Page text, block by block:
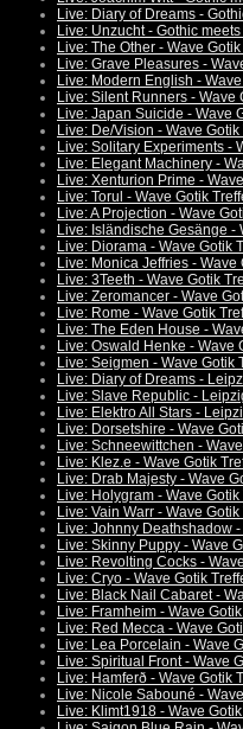
Live: Diary of Dreams -
Live: Unzucht - Gothic
Live: The Other - Wave
Live: Grave Pleasures -
Live: Modern English -
Live: Silent Runners -
Live: Japan Suicide - Wave
Live: De/Vision - Wave
Live: Solitary Experiments -
Live: Elegant Machinery -
Live: Xenturion Prime -
Live: Torul - Wave Gotik
Live: A Projection - Wave
Live: Isländische Gesänge
Live: Diorama - Wave Gotik
Live: Monica Jeffries -
Live: 3Teeth - Wave Gotik
Live: Zeromancer - Wave
Live: Rome - Wave Gotik
Live: The Eden House -
Live: Oswald Henke - Wave
Live: Seigmen - Wave
Live: Diary of Dreams -
Live: Slave Republic -
Live: Elektro All Stars -
Live: Dorsetshire - Wave
Live: Schneewittchen -
Live: Klez.e - Wave Gotik
Live: Drab Majesty - Wave
Live: Holygram - Wave
Live: Vain Warr - Wave
Live: Johnny Deathshadow
Live: Skinny Puppy - Wave
Live: Revolting Cocks -
Live: Cryo - Wave Gotik
Live: Black Nail Cabaret -
Live: Framheim - Wave
Live: Red Mecca - Wave
Live: Lea Porcelain - Wave
Live: Spiritual Front - Wave
Live: Hamferð - Wave Gotik
Live: Nicole Sabouné -
Live: Klimt1918 - Wave